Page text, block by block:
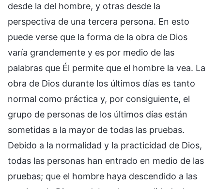
desde la del hombre, y otras desde la
perspectiva de una tercera persona. En esto
puede verse que la forma de la obra de Dios
varía grandemente y es por medio de las
palabras que Él permite que el hombre la vea. La
obra de Dios durante los últimos días es tanto
normal como práctica y, por consiguiente, el
grupo de personas de los últimos días están
sometidas a la mayor de todas las pruebas.
Debido a la normalidad y la practicidad de Dios,
todas las personas han entrado en medio de las
pruebas; que el hombre haya descendido a las